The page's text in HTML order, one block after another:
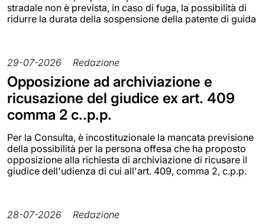
stradale non è prevista, in caso di fuga, la possibilità di
ridurre la durata della sospensione della patente di guida
29-07-2026 Redazione
Opposizione ad archiviazione e
ricusazione del giudice ex art. 409
comma 2 c..p.p.
Per la Consulta, è incostituzionale la mancata previsione
della possibilità per la persona offesa che ha proposto
opposizione alla richiesta di archiviazione di ricusare il
giudice dell'udienza di cui all'art. 409, comma 2, c.p.p.
28-07-2026 Redazione